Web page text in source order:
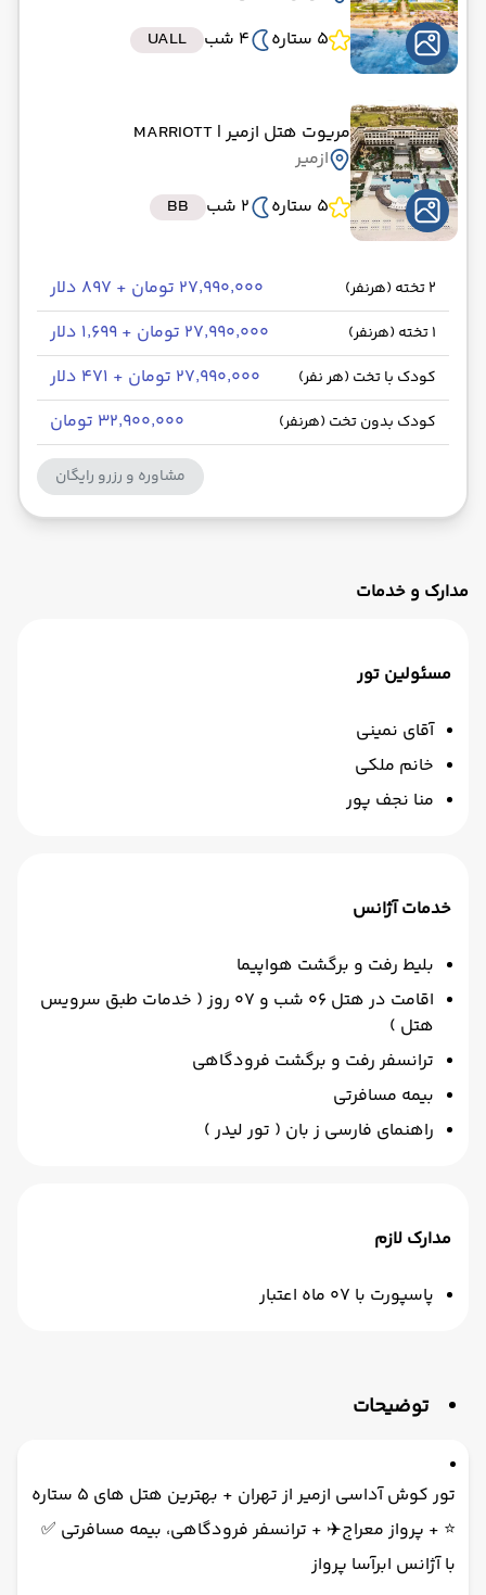
5 ستاره
4 شب UALL
مریوت هتل ازمیر| MARRIOTT
ازمیر
5 ستاره
2 شب BB
2 تخته (هرنفر) ۲۷٬۹۹۰٬۰۰۰ تومان + ۸۹۷ دلار
1 تخته (هرنفر) ۲۷٬۹۹۰٬۰۰۰ تومان + ۱٬۶۹۹ دلار
کودک با تخت (هر نفر) ۲۷٬۹۹۰٬۰۰۰ تومان + ۴۷۱ دلار
کودک بدون تخت (هرنفر) ۳۲٬۹۰۰٬۰۰۰ تومان
مشاوره و رزرو رایگان
مدارک و خدمات
مسئولین تور
آقای نمینی
خانم ملکی
منا نجف پور
خدمات آژانس
بلیط رفت و برگشت هواپیما
اقامت در هتل 06 شب و 07 روز ( خدمات طبق سرویس
هتل )
ترانسفر رفت و برگشت فرودگاهی
بیمه مسافرتی
راهنمای فارسی ز بان ( تور لیدر )
مدارک لازم
پاسپورت با 07 ماه اعتبار
توضیحات
تور کوش آداسی ازمیر از تهران + بهترین هتل های 5 ستاره
⭐️ + پرواز معراج✈️ + ترانسفر فرودگاهی، بیمه مسافرتی ✅
با آژانس ابرآسا پرواز